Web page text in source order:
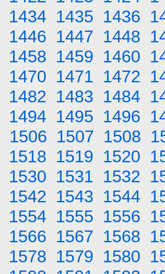
1434 1435 1436
1446 1447 1448
1458 1459 1460
1470 1471 1472
1482 1483 1484
1494 1495 1496
1506 1507 1508
1518 1519 1520
1530 1531 1532
1542 1543 1544
1554 1555 1556
1566 1567 1568
1578 1579 1580